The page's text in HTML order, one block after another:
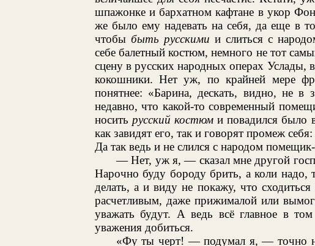
шпажонке и бархатном кафтане в укор
же было ему надевать на себя, да еще в
чтобы быть русскими и слиться с
себе балетный костюм, немного не тот
сцену в русских народных операх
кокошники. Нет уж, по крайней мере
понятнее: «Барина, дескать, видно, не
недавно, что какой-то современный
носить русский костюми повадился было
как завидят его, так и говорят промеж
Да так ведь и не слился с народом
— Нет, уж я, — сказал мне другой
Нарочно буду бороду брить, а коли надо,
делать, а и виду не покажу, что
расчетливым, даже прижималой или
уважать будут. А ведь всё главное в
уважения добиться.
«Фу ты черт! — подумал я, — точно